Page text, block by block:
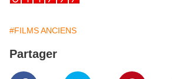
#FILMS ANCIENS
Partager